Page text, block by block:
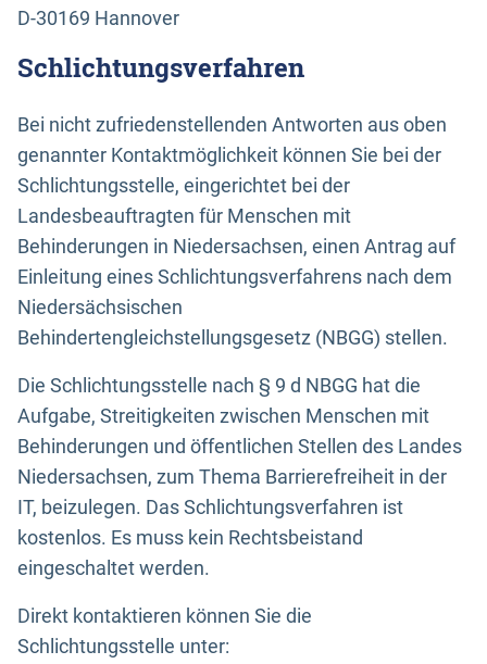
D-30169 Hannover
Schlichtungsverfahren
Bei nicht zufriedenstellenden Antworten aus oben
genannter Kontaktmöglichkeit können Sie bei der
Schlichtungsstelle, eingerichtet bei der
Landesbeauftragten für Menschen mit
Behinderungen in Niedersachsen, einen Antrag auf
Einleitung eines Schlichtungsverfahrens nach dem
Niedersächsischen
Behindertengleichstellungsgesetz (NBGG) stellen.
Die Schlichtungsstelle nach § 9 d NBGG hat die
Aufgabe, Streitigkeiten zwischen Menschen mit
Behinderungen und öffentlichen Stellen des Landes
Niedersachsen, zum Thema Barrierefreiheit in der
IT, beizulegen. Das Schlichtungsverfahren ist
kostenlos. Es muss kein Rechtsbeistand
eingeschaltet werden.
Direkt kontaktieren können Sie die
Schlichtungsstelle unter: